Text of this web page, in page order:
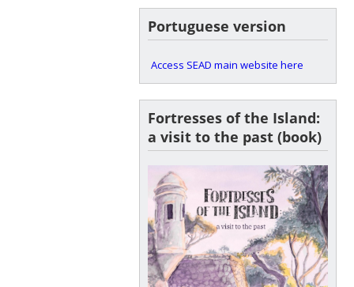
Portuguese version
Access SEAD main website here
Fortresses of the Island:
a visit to the past (book)